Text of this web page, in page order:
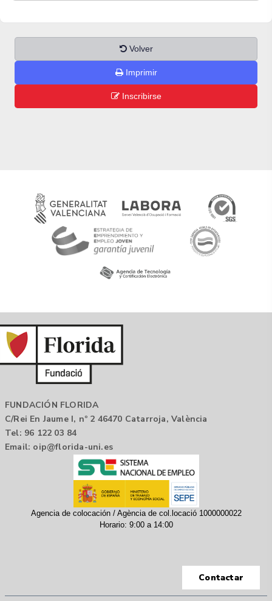
Volver
Imprimir
Inscribirse
FUNDACIÓN FLORIDA
C/Rei En Jaume I, nº 2 46470 Catarroja, València
Tel: 96 122 03 84
Email: oip@florida-uni.es
Agencia de colocación / Agència de col.locació 1000000022
Horario: 9:00 a 14:00
Contactar